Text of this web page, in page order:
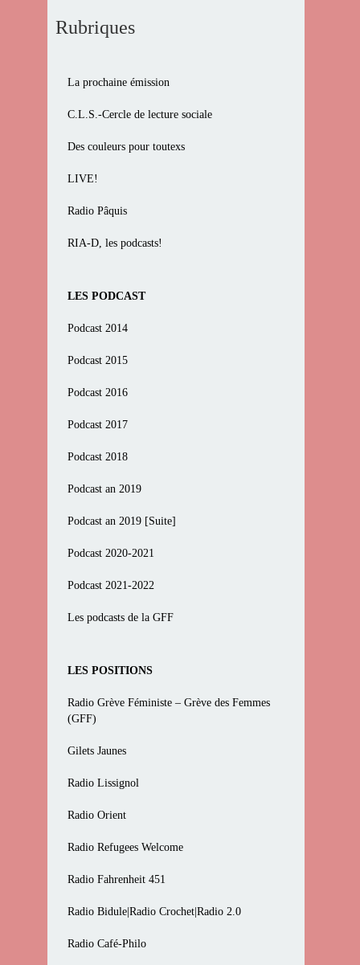
Rubriques
La prochaine émission
C.L.S.-Cercle de lecture sociale
Des couleurs pour toutexs
LIVE!
Radio Pâquis
RIA-D, les podcasts!
LES PODCAST
Podcast 2014
Podcast 2015
Podcast 2016
Podcast 2017
Podcast 2018
Podcast an 2019
Podcast an 2019 [Suite]
Podcast 2020-2021
Podcast 2021-2022
Les podcasts de la GFF
LES POSITIONS
Radio Grève Féministe – Grève des Femmes
(GFF)
Gilets Jaunes
Radio Lissignol
Radio Orient
Radio Refugees Welcome
Radio Fahrenheit 451
Radio Bidule|Radio Crochet|Radio 2.0
Radio Café-Philo